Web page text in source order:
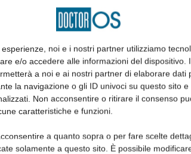
noi e i nostri partner utilizziamo
e/o accedere alle informazioni del dispositivo.
a noi e ai nostri partner di elaborare dati
la navigazione o gli ID univoci su questo sito e
Non acconsentire o ritirare il consenso
caratteristiche e funzioni.
a quanto sopra o per fare scelte
solamente a questo sito. È possibile